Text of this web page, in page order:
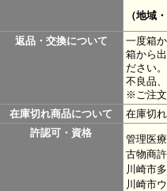
（地域
返品・交換について
一度箱
箱から
ださい。
不良品
※ご注
在庫切れ商品について
在庫切
許認可・資格
管理医
古物商
川崎市
川崎市